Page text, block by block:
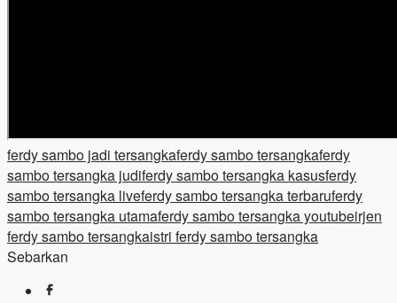
ferdy sambo jadi tersangkaferdy sambo tersangkaferdy
sambo tersangka judiferdy sambo tersangka kasusferdy
sambo tersangka liveferdy sambo tersangka terbaruferdy
sambo tersangka utamaferdy sambo tersangka youtubeirjen
ferdy sambo tersangkaistri ferdy sambo tersangka
Sebarkan